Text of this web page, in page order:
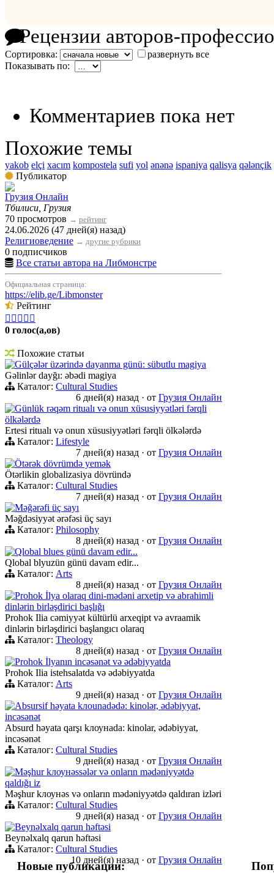
Рецензии авторов-
Сортировка:
развернуть все
Показывать по:
Комментариев пока нет
Похожие темы
yakob elçi xacım kompostela sufi yol ənənə ispaniya qalisya qələnçik
Публикатор
Грузия Онлайн
Тбилиси, Грузия
70 просмотров → рейтинг
24.06.2026 (47 дней(я) назад)
Религиоведение → другие рубрики
0 подписчиков
Все статьи автора на Либмонстре
Официальная страница:
https://elib.ge/Libmonster
Рейтинг
    
0 голос(а,ов)
Похожие статьи
Gülçələr üzərində dayanma günü: sübutlu magiya
Gəlinlər dayğı: əbədi magiya
Каталог: Cultural Studies
6 дней(я) назад · от Грузия Онлайн
Günlük rəqəm ritualı və onun xüsusiyyətləri fərqli
ölkələrdə
Ertesi ritualı və onun xüsusiyyətləri fərqli ölkələrdə
Каталог: Lifestyle
7 дней(я) назад · от Грузия Онлайн
Ötərək dövrümdə yemək
Ötərlikin globalizasiya dövründə
Каталог: Cultural Studies
7 дней(я) назад · от Грузия Онлайн
Məğərəfi üç sayı
Məğdəsiyyət ərəfəsi üç sayı
Каталог: Philosophy
8 дней(я) назад · от Грузия Онлайн
Qlobal blues günü davam edir...
Qlobal blyuzün günü davam edir...
Каталог: Arts
8 дней(я) назад · от Грузия Онлайн
Prohok İlya olaraq dini-mədəni arxetip və abrahimli
dinlərin birləşdirici başlığı
Prohok Ilia cəmiyyət kültürlü arxeqipt və avraamik
dinlərin birləşdirici başlangıcı olaraq
Каталог: Theology
8 дней(я) назад · от Грузия Онлайн
Prohok İlyanın incəsənət və ədəbiyyatda
Prohok Ilia istehsalatda və ədəbiyyatda
Каталог: Arts
9 дней(я) назад · от Грузия Онлайн
Absursif həyata kлоunadədə: kinolər, ədəbiyyat,
incəsənət
Absurd həyata qarşı kлоунadа: kinolar, ədəbiyyat,
incəsənət
Каталог: Cultural Studies
9 дней(я) назад · от Грузия Онлайн
Məşhur kлоунəssələr və onların mədəniyyətdə
qaldığı iz
Məşhur kлоунəs və onların mədəniyyətdə qaldıran izləri
Каталог: Cultural Studies
9 дней(я) назад · от Грузия Онлайн
Beynəlxalq qarun həftəsi
Beynəlxalq qarun həftəsi
Каталог: Cultural Studies
10 дней(я) назад · от Грузия Онлайн
Новые публикации: